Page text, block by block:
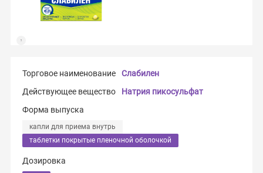
Торговое наименование
Слабилен
Действующее вещество
Натрия пикосульфат
Форма выпуска
капли для приема внутрь
таблетки покрытые пленочной оболочкой
Дозировка